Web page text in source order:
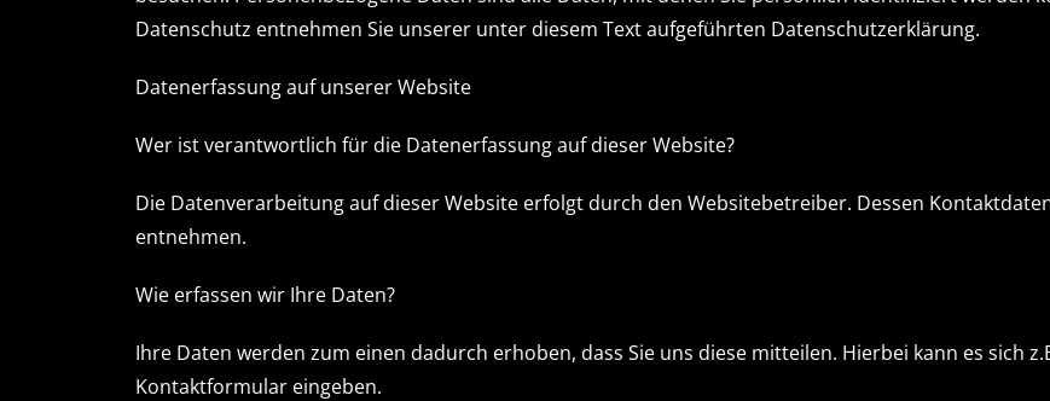
Datenschutz entnehmen Sie unserer unter diesem Text aufgeführten Datenschutzerklärung.
Datenerfassung auf unserer Website
Wer ist verantwortlich für die Datenerfassung auf dieser Website?
Die Datenverarbeitung auf dieser Website erfolgt durch den Websitebetreiber. Dessen
entnehmen.
Wie erfassen wir Ihre Daten?
Ihre Daten werden zum einen dadurch erhoben, dass Sie uns diese mitteilen. Hierbei kann es sich
Kontaktformular eingeben.